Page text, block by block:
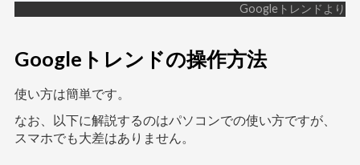
Googleトレンドより
Googleトレンドの操作方法
使い方は簡単です。
なお、以下に解説するのはパソコンでの使い方ですが、
スマホでも大差はありません。